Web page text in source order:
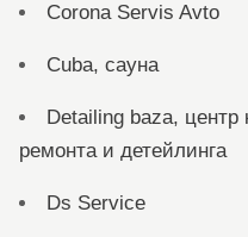
Corona Servis Avto
Cuba, сауна
Detailing baza, центр
ремонта и детейлинга
Ds Service